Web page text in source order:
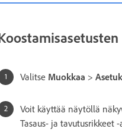
Valitse Muokkaa >
Voit käyttää näytöllä
Tasaus- ja tavutusrikkeet